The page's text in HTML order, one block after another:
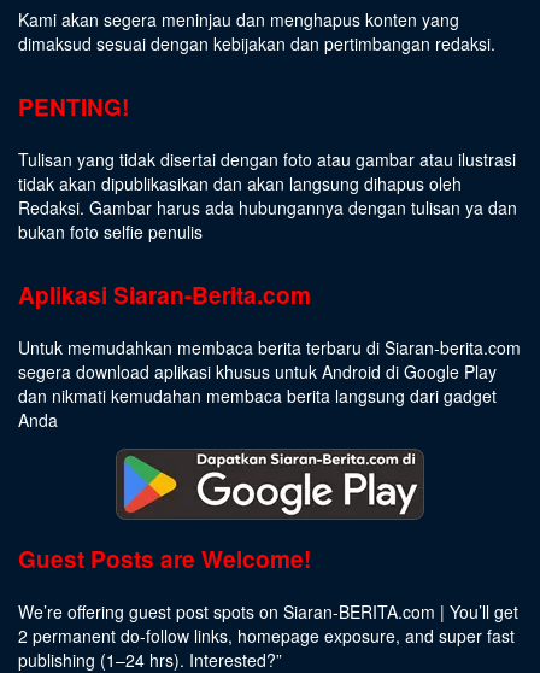
Kami akan segera meninjau dan menghapus konten yang
dimaksud sesuai dengan kebijakan dan pertimbangan redaksi.
PENTING!
Tulisan yang tidak disertai dengan foto atau gambar atau ilustrasi
tidak akan dipublikasikan dan akan langsung dihapus oleh
Redaksi. Gambar harus ada hubungannya dengan tulisan ya dan
bukan foto selfie penulis
Aplikasi Siaran-Berita.com
Untuk memudahkan membaca berita terbaru di Siaran-berita.com
segera download aplikasi khusus untuk Android di Google Play
dan nikmati kemudahan membaca berita langsung dari gadget
Anda
Guest Posts are Welcome!
We’re offering guest post spots on Siaran-BERITA.com | You’ll get
2 permanent do-follow links, homepage exposure, and super fast
publishing (1–24 hrs). Interested?”